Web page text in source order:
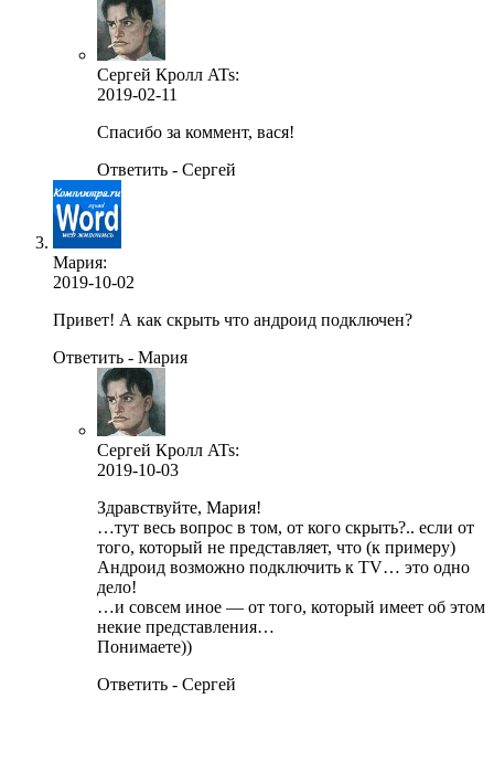
Сергей Кролл ATs:
2019-02-11
Спасибо за коммент, вася!
Ответить - Сергей
Мария:
2019-10-02
Привет! А как скрыть что андроид подключен?
Ответить - Мария
Сергей Кролл ATs:
2019-10-03
Здравствуйте, Мария!
…тут весь вопрос в том, от кого скрыть?.. если от
того, который не представляет, что (к примеру)
Андроид возможно подключить к TV… это одно
дело!
…и совсем иное — от того, который имеет об этом
некие представления…
Понимаете))
Ответить - Сергей